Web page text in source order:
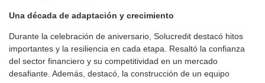
Una década de adaptación y crecimiento
Durante la celebración de aniversario, Solucredit destacó hitos
importantes y la resiliencia en cada etapa. Resaltó la confianza
del sector financiero y su competitividad en un mercado
desafiante. Además, destacó, la construcción de un equipo